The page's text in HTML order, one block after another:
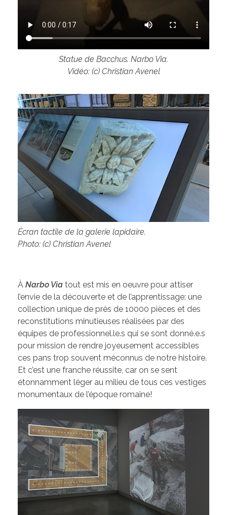
Statue de Bacchus. Narbo Via.
Vidéo: (c) Christian Avenel
Écran tactile de la galerie lapidaire.
Photo: (c) Christian Avenel
À Narbo Via tout est mis en oeuvre pour attiser
l’envie de la découverte et de l’apprentissage: une
collection unique de près de 10000 pièces et des
reconstitutions minutieuses réalisées par des
équipes de professionnel.le.s qui se sont donné.e.s
pour mission de rendre joyeusement accessibles
ces pans trop souvent méconnus de notre histoire.
Et c’est une franche réussite, car on se sent
étonnamment léger au milieu de tous ces vestiges
monumentaux de l’époque romaine!